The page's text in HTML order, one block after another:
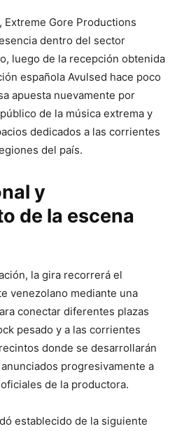
Gore Productions
dentro del sector
luego de la recepción obtenida
española Avulsed hace poco
apuesta nuevamente por
de la música extrema y
dedicados a las corrientes
del país.
y
de la escena
la gira recorrerá el
venezolano mediante una
conectar diferentes plazas
pesado y a las corrientes
donde se desarrollarán
progresivamente a
de la productora.
establecido de la siguiente